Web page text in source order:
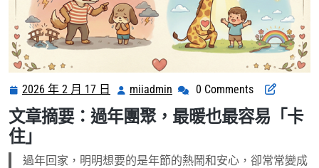
2026 年 2 月 17 日
2026
年
2
17
miiadmin miiadmin0 Comments
文章摘要：過年團聚，最暖也最容易「卡
住」
過年回家，明明想要的是年節的熱鬧和安心，卻常常變成